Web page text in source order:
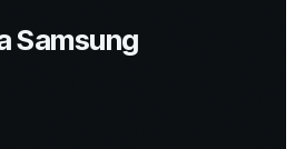
Samsung